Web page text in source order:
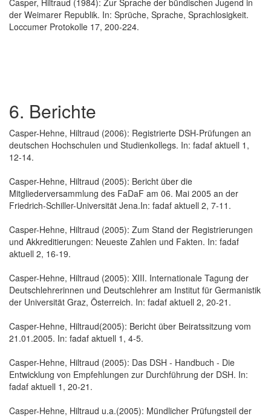
der Weimarer Republik. In: Sprüche, Sprache, Sprachlosigkeit.
Loccumer Protokolle 17, 200-224.
6. Berichte
Casper-Hehne, Hiltraud (2006): Registrierte DSH-Prüfungen an
deutschen Hochschulen und Studienkollegs. In: fadaf aktuell 1,
12-14.
Casper-Hehne, Hiltraud (2005): Bericht über die
Mitgliederversammlung des FaDaF am 06. Mai 2005 an der
Friedrich-Schiller-Universität Jena.In: fadaf aktuell 2, 7-11.
Casper-Hehne, Hiltraud (2005): Zum Stand der Registrierungen
und Akkreditierungen: Neueste Zahlen und Fakten. In: fadaf
aktuell 2, 16-19.
Casper-Hehne, Hiltraud (2005): XIII. Internationale Tagung der
Deutschlehrerinnen und Deutschlehrer am Institut für Germanistik
der Universität Graz, Österreich. In: fadaf aktuell 2, 20-21.
Casper-Hehne, Hiltraud(2005): Bericht über Beiratssitzung vom
21.01.2005. In: fadaf aktuell 1, 4-5.
Casper-Hehne, Hiltraud (2005): Das DSH - Handbuch - Die
Entwicklung von Empfehlungen zur Durchführung der DSH. In:
fadaf aktuell 1, 20-21.
Casper-Hehne, Hiltraud u.a.(2005): Mündlicher Prüfungsteil der